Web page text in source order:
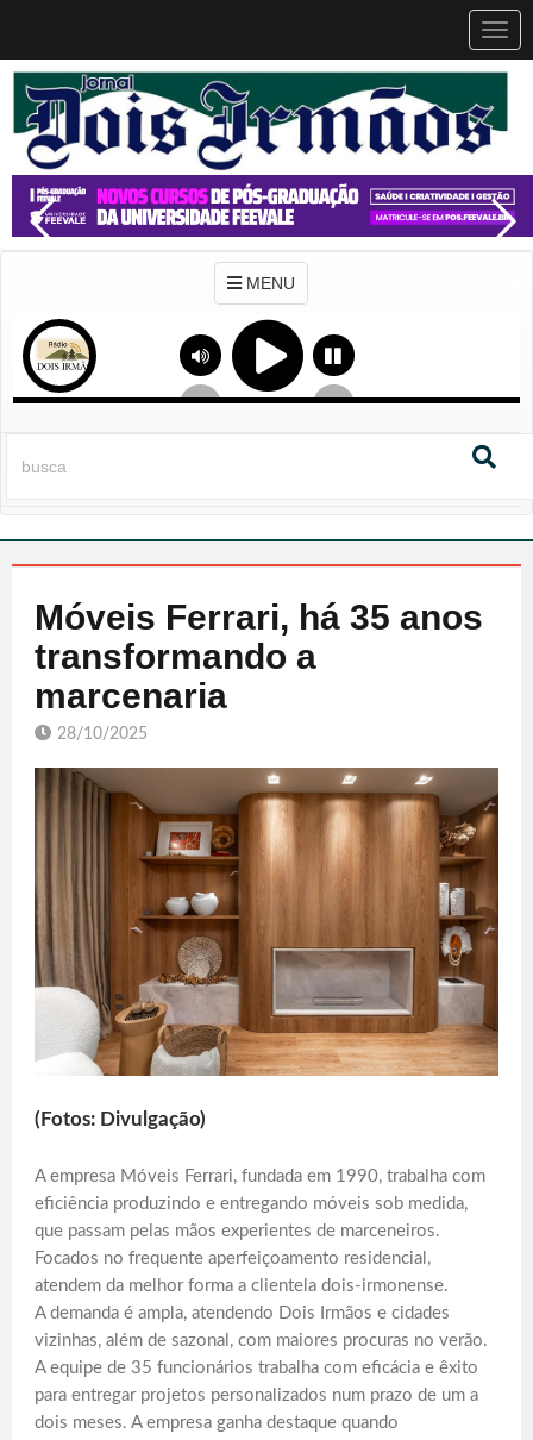
MENU
Móveis Ferrari, há 35 anos
transformando a
marcenaria
28/10/2025
(Fotos: Divulgação)
A empresa Móveis Ferrari, fundada em 1990, trabalha com
eficiência produzindo e entregando móveis sob medida,
que passam pelas mãos experientes de marceneiros.
Focados no frequente aperfeiçoamento residencial,
atendem da melhor forma a clientela dois-irmonense.
A demanda é ampla, atendendo Dois Irmãos e cidades
vizinhas, além de sazonal, com maiores procuras no verão.
A equipe de 35 funcionários trabalha com eficácia e êxito
para entregar projetos personalizados num prazo de um a
dois meses. A empresa ganha destaque quando